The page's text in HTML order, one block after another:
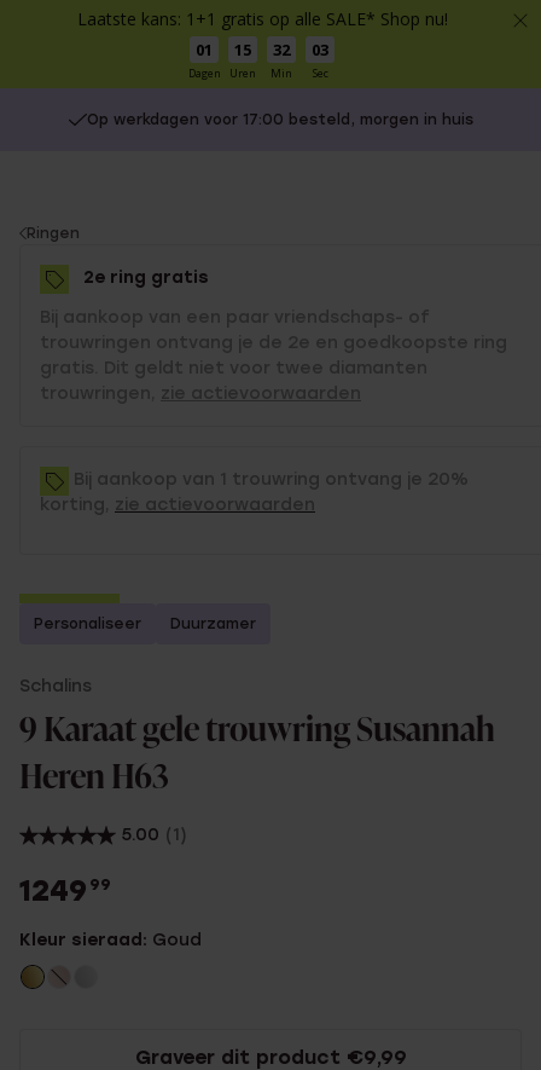
Laatste kans: 1+1 gratis op alle SALE* Shop nu!
01
Dagen
15
Uren
32
Min
03
Sec
Op werkdagen voor 17:00 besteld, morgen in huis
You
are
here:
Ringen
2e ring gratis
Bij aankoop van een paar vriendschaps- of
trouwringen ontvang je de 2e en goedkoopste ring
gratis. Dit geldt niet voor twee diamanten
trouwringen, zie actievoorwaarden
Bij aankoop van 1 trouwring ontvang je 20%
korting, zie actievoorwaarden
2e gratis
Personaliseer Duurzamer
Schalins
9 Karaat gele trouwring Susannah
Heren H63
5.00 (1)
1249 99
Kleur sieraad: Goud
Graveer dit product €9,99